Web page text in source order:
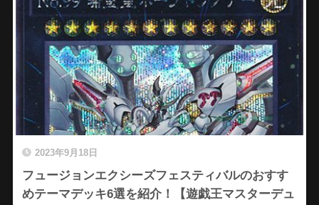
2023年9月18日
フュージョンエクシーズフェスティバルのおすす
めテーマデッキ6選を紹介！【遊戯王マスターデュ